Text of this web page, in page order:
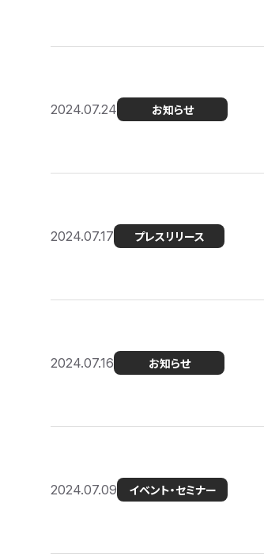
2024.07.24 お知らせ
2024.07.17 プレスリリース
2024.07.16 お知らせ
2024.07.09 イベント・セミナー